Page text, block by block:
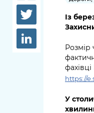
Із
Розмір
https://
У